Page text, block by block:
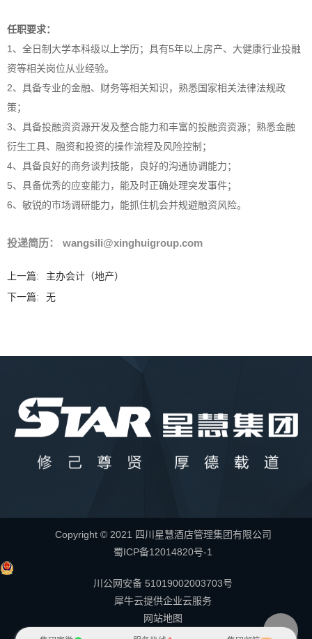
任职要求：
1、全日制大学本科级以上学历；具有5年以上房产、大健康行业投融
资等相关岗位从业经验。
2、具备专业的金融、财务等相关知识，熟悉国家相关法律法规政
策；
3、具备投融资资源开发及整合能力和丰富的投融资资源；熟悉金融
衍生工具、融资和投资的操作流程及风险控制；
4、具备良好的商务谈判技能，良好的沟通协调能力；
5、具备优秀的应变能力，能及时正确处理突发事件；
6、敏锐的市场调研能力，能抓住机会并规避融资风险。
投递简历： wangsili@xinghuigroup.com
上一篇:
主办会计（地产）
下一篇:
无
Copyright © 2021 四川星慧酒店管理集团有限公司
蜀ICP备12014820号-1
川公网安备 51019002003703号
犀牛云提供企业云服务
网站地图